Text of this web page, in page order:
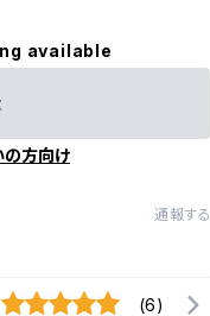
available
の方向け
通報する
(6)